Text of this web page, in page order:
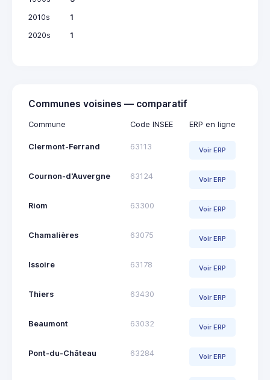
2010s
1
2020s
1
Communes voisines — comparatif
Commune Code INSEE ERP en ligne
Clermont-Ferrand 63113 Voir ERP
Cournon-d'Auvergne 63124 Voir ERP
Riom 63300 Voir ERP
Chamalières 63075 Voir ERP
Issoire 63178 Voir ERP
Thiers 63430 Voir ERP
Beaumont 63032 Voir ERP
Pont-du-Château 63284 Voir ERP